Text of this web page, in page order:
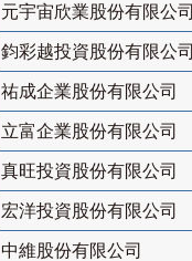
元宇宙欣業股份有限公司
鈞彩越投資股份有限公司
祐成企業股份有限公司
立富企業股份有限公司
真旺投資股份有限公司
宏洋投資股份有限公司
中維股份有限公司